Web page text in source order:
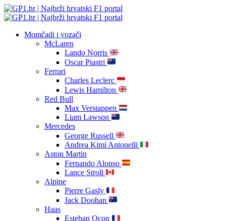
Momčadi i vozači
McLaren
Lando Norris
Oscar Piastri
Ferrari
Charles Leclerc
Lewis Hamilton
Red Bull
Max Verstappen
Liam Lawson
Mercedes
George Russell
Andrea Kimi Antonelli
Aston Martin
Fernando Alonso
Lance Stroll
Alpine
Pierre Gasly
Jack Doohan
Haas
Esteban Ocon